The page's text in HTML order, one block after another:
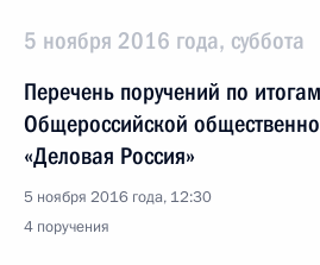
5 ноября 2016 года, суббота
Перечень поручений по
Общероссийской
«Деловая Россия»
5 ноября 2016 года, 12:30
4 поручения